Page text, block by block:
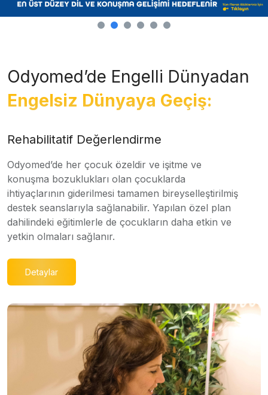
Odyomed’de Engelli Dünyadan
Engelsiz Dünyaya Geçiş:
Rehabilitatif Değerlendirme
Odyomed’de her çocuk özeldir ve işitme ve
konuşma bozuklukları olan çocuklarda
ihtiyaçlarının giderilmesi tamamen bireyselleştirilmiş
destek seanslarıyla sağlanabilir. Yapılan özel plan
dahilindeki eğitimlerle de çocukların daha etkin ve
yetkin olmaları sağlanır.
Detaylar